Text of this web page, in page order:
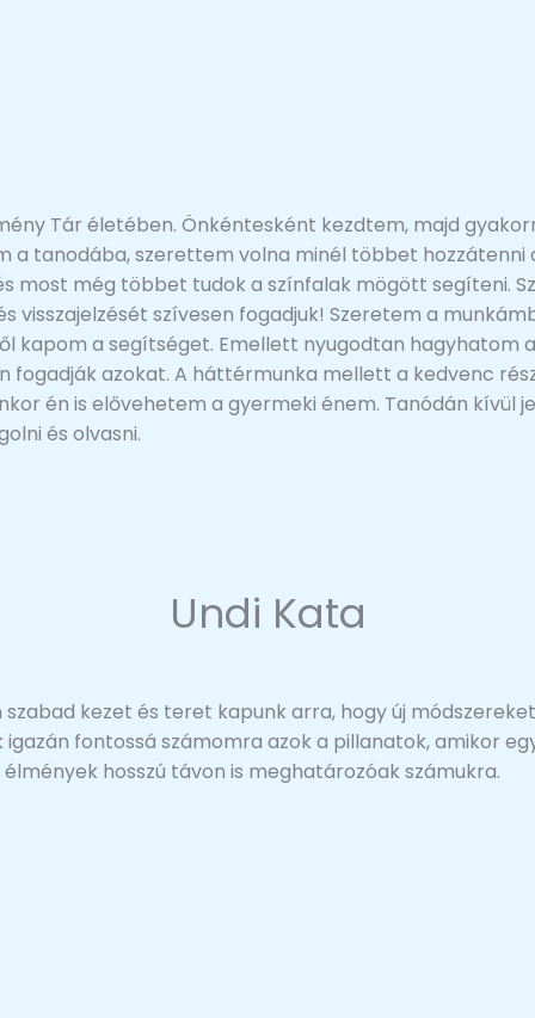
Tár életében. Önkéntesként kezdtem, majd
tanodába, szerettem volna minél többet hozzátenni
most még többet tudok a színfalak mögött segíteni.
szívesen fogadjuk! Szeretem a
kapom a segítséget. Emellett nyugodtan hagyhatom
azokat. A háttérmunka mellett a kedvenc
én is elővehetem a gyermeki énem. Tanódán kívül
és olvasni.
Undi Kata
kezet és teret kapunk arra, hogy új
fontossá számomra azok a pillanatok, amikor
hosszú távon is meghatározóak számukra.